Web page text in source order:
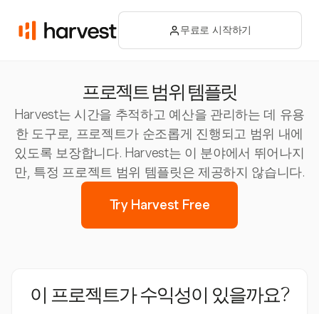
무료로 시작하기
프로젝트 범위 템플릿
Harvest는 시간을 추적하고 예산을 관리하는 데 유용
한 도구로, 프로젝트가 순조롭게 진행되고 범위 내에
있도록 보장합니다. Harvest는 이 분야에서 뛰어나지
만, 특정 프로젝트 범위 템플릿은 제공하지 않습니다.
Try Harvest Free
이 프로젝트가 수익성이 있을까요?